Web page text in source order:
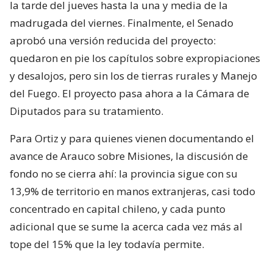
la tarde del jueves hasta la una y media de la
madrugada del viernes. Finalmente, el Senado
aprobó una versión reducida del proyecto:
quedaron en pie los capítulos sobre expropiaciones
y desalojos, pero sin los de tierras rurales y Manejo
del Fuego. El proyecto pasa ahora a la Cámara de
Diputados para su tratamiento.
Para Ortiz y para quienes vienen documentando el
avance de Arauco sobre Misiones, la discusión de
fondo no se cierra ahí: la provincia sigue con su
13,9% de territorio en manos extranjeras, casi todo
concentrado en capital chileno, y cada punto
adicional que se sume la acerca cada vez más al
tope del 15% que la ley todavía permite.